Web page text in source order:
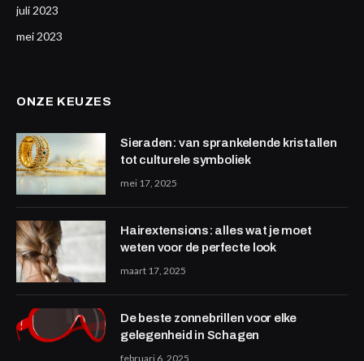
juli 2023
mei 2023
ONZE KEUZES
Sieraden: van sprankelende kristallen
tot culturele symboliek
mei 17, 2025
Hairextensions: alles wat je moet
weten voor de perfecte look
maart 17, 2025
De beste zonnebrillen voor elke
gelegenheid in Schagen
februari 6, 2025